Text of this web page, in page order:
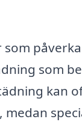
som
som
kan